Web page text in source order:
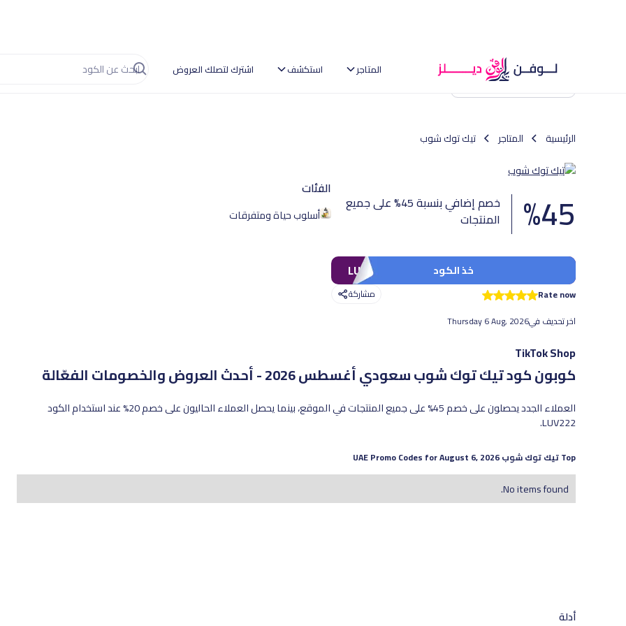
المتاجر استكشف اشترك لتصلك العروض
العودة إلى الصفحة الرئيسية
الرئيسية المتاجر تيك توك شوب
45
%
خصم إضافي بنسبة 45% على جميع
المنتجات
LUV111 خذ الكود
Rate now
مشاركة
اخر تحديف فيThursday 6 Aug, 2026
الفئات
أسلوب حياة ومتفرقات
TikTok Shop
كوبون كود تيك توك شوب سعوديأغسطس 2026 - أحدث العروض والخصومات الفعّالة
العملاء الجدد يحصلون على خصم 45% على جميع المنتجات في الموقع، بينما يحصل العملاء الحاليون على خصم 20% عند استخدام الكود
LUV222.
Topتيك توك شوبAugust 6, 2026
No items found.
أدلة